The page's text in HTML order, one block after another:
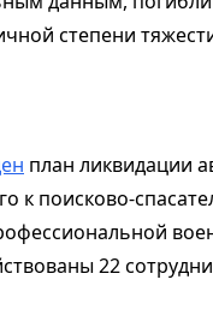
степени
план ликвидации
к поисково-
22